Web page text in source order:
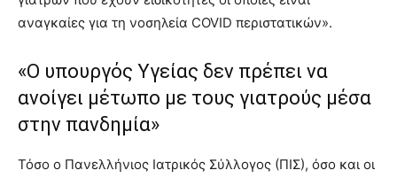
αναγκαίες για τη νοσηλεία COVID περιστατικών».
«Ο υπουργός Υγείας δεν πρέπει να
ανοίγει μέτωπο με τους γιατρούς μέσα
στην πανδημία»
Τόσο ο Πανελλήνιος Ιατρικός Σύλλογος (ΠΙΣ), όσο και οι